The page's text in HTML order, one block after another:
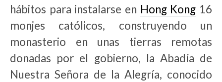
hábitos para instalarse en Hong Kong 16
monjes católicos, construyendo un
monasterio en unas tierras remotas
donadas por el gobierno, la Abadía de
Nuestra Señora de la Alegría, conocido